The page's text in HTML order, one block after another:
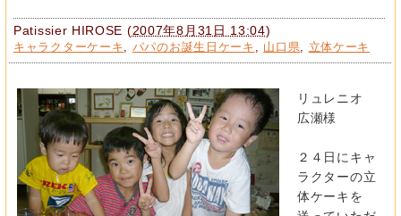
Patissier HIROSE (2007年8月31日 13:04)
キャラクターケーキ パパのお誕生日ケーキ 山口県 立体ケーキ
リュレニオ
広瀬様
２４日にキャ
ラクターの立
体ケーキを